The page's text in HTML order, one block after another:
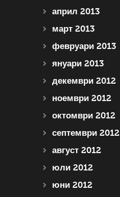
април 2013
март 2013
февруари 2013
януари 2013
декември 2012
ноември 2012
октомври 2012
септември 2012
август 2012
юли 2012
юни 2012